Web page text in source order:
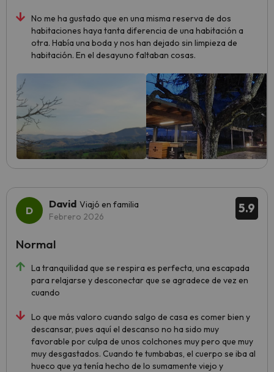
No me ha gustado que en una misma reserva de dos
habitaciones haya tanta diferencia de una habitación a
otra. Había una boda y nos han dejado sin limpieza de
habitación. En el desayuno faltaban cosas.
5.9
David Viajó en familia
Febrero 2026
La tranquilidad que se respira es perfecta, una escapada
para relajarse y desconectar que se agradece de vez en
cuando
Lo que más valoro cuando salgo de casa es comer bien y
descansar, pues aquí el descanso no ha sido muy
favorable por culpa de unos colchones muy pero que muy
muy desgastados. Cuando te tumbabas, el cuerpo se iba al
hueco que ya tenía hecho de lo sumamente viejo y
Normal